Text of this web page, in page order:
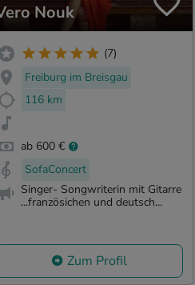
Nouk
(7)
Freiburg im Breisgau
116 km
ab 600 €
SofaConcert
Singer- Songwriterin mit Gitarre
...französichen und deutsch...
Zum Profil